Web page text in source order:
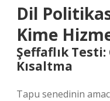
Dil
Kime
Şeffaflık
Kısaltma
Tapu senedinin